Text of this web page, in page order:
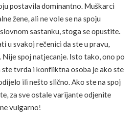
postavila dominantno. Muškarci
žene, ali ne vole se na spoju
sastanku, stoga se opustite.
u svakoj rečenici da ste u pravu,
spoj natjecanje. Isto tako, ono po
tvrda i konfliktna osoba je ako ste
ili nešto slično. Ako ste na spoj
za sve ostale varijante odjenite
vulgarno!